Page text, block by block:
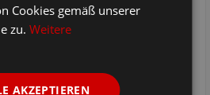
Cookies gemäß unserer
zu.Weitere
AKZEPTIEREN